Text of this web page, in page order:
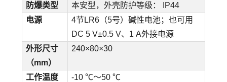
防爆类型
本安型，外壳防护等级： IP44
电源
4节LR6（5号）碱性电池；也可用
DC 5 V±0.5 V、1 A外接电源
外形尺寸
（mm）
240×80×30
工作温度 -10 ℃～50 ℃